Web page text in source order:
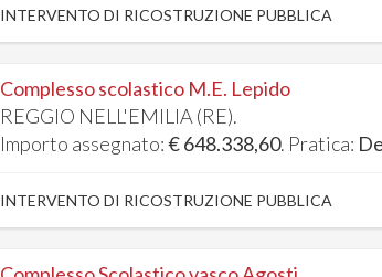
INTERVENTO DI RICOSTRUZIONE PUBBLICA
Complesso scolastico M.E. Lepido
REGGIO NELL'EMILIA (RE).
Importo assegnato:€ 648.338,60. Pratica:
INTERVENTO DI RICOSTRUZIONE PUBBLICA